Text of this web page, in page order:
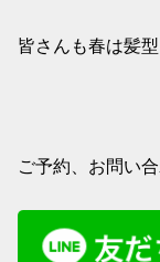
皆さんも春は髪
ご予約、お問い